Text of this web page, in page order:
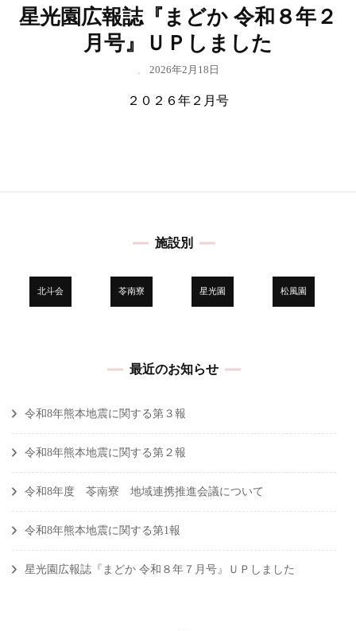
星光園広報誌『まどか 令和８年２
月号』ＵＰしました
2026年2月18日
２０２６年２月号
施設別
北斗会 苓南寮 星光園 松風園
最近のお知らせ
令和8年熊本地震に関する第３報
令和8年熊本地震に関する第２報
令和8年度 苓南寮 地域連携推進会議について
令和8年熊本地震に関する第1報
星光園広報誌『まどか 令和８年７月号』ＵＰしました